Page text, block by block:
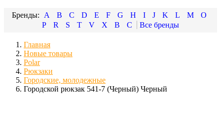
A B C D E F G H I J K L M
O
P
R S T V X В С
Главная
Новые товары
Polar
Рюкзаки
Городские, молодежные
Городской рюкзак 541-7 (Черный) Черный